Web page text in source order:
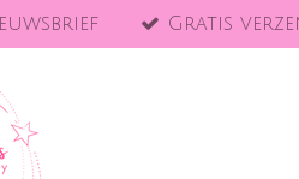
Gratis